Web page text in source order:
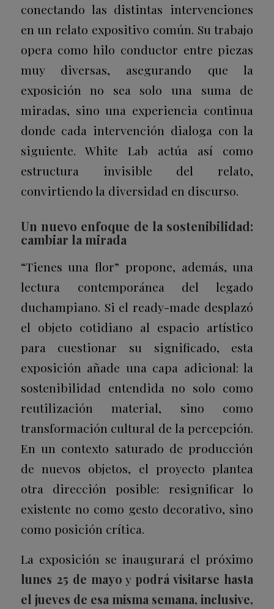
conectando las distintas intervenciones
en un relato expositivo común. Su trabajo
opera como hilo conductor entre piezas
muy diversas, asegurando que la
exposición no sea solo una suma de
miradas, sino una experiencia continua
donde cada intervención dialoga con la
siguiente. White Lab actúa así como
estructura invisible del relato,
convirtiendo la diversidad en discurso.
Un nuevo enfoque de la sostenibilidad:
cambiar la mirada
“Tienes una flor” propone, además, una
lectura contemporánea del legado
duchampiano. Si el ready-made desplazó
el objeto cotidiano al espacio artístico
para cuestionar su significado, esta
exposición añade una capa adicional: la
sostenibilidad entendida no solo como
reutilización material, sino como
transformación cultural de la percepción.
En un contexto saturado de producción
de nuevos objetos, el proyecto plantea
otra dirección posible: resignificar lo
existente no como gesto decorativo, sino
como posición crítica.
La exposición se inaugurará el próximo
lunes 25 de mayo y podrá visitarse hasta
el jueves de esa misma semana, inclusive,